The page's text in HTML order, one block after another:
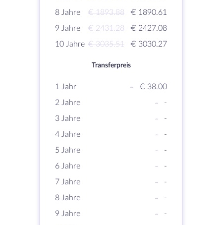
8 Jahre
€ 1893.88
€ 1890.61
9 Jahre
€ 2431.28
€ 2427.08
10 Jahre € 3035.51 € 3030.27
Transferpreis
1 Jahr -
€ 38.00
2 Jahre
-
-
3 Jahre
-
-
4 Jahre
-
-
5 Jahre
-
-
6 Jahre
-
-
7 Jahre
-
-
8 Jahre
-
-
9 Jahre
-
-